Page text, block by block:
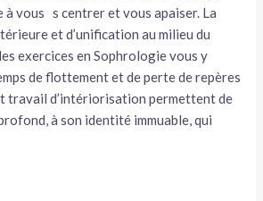
à vous s centrer et vous apaiser. La
et d’unification au milieu du
exercices en Sophrologie vous y
de flottement et de perte de repères
travail d’intériorisation permettent de
à son identité immuable, qui